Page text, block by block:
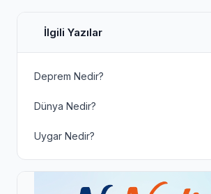
İlgili Yazılar
Deprem Nedir?
Dünya Nedir?
Uygar Nedir?